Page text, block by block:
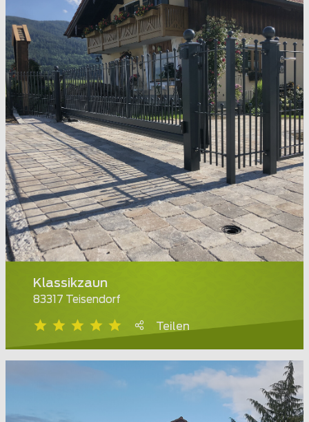
Klassikzaun
83317 Teisendorf
Teilen